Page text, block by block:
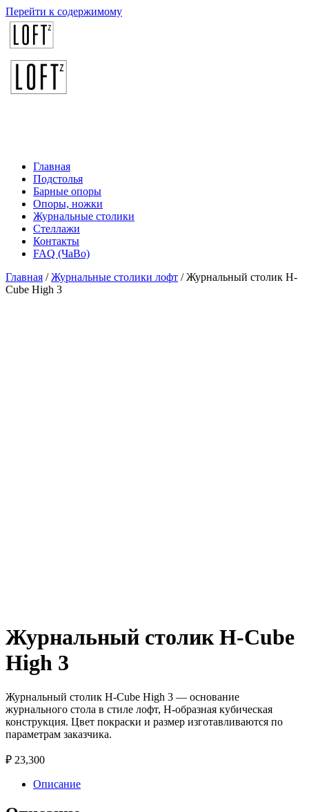
Перейти к содержимому
Главная
Подстолья
Барные опоры
Опоры, ножки
Журнальные столики
Стеллажи
Контакты
FAQ (ЧаВо)
Главная /Журнальные столики лофт / Журнальный столик H-
Cube High 3
Журнальный столик H-Cube
High 3
Журнальный столик H-Cube High 3 — основание
журнального стола в стиле лофт, H-образная кубическая
конструкция. Цвет покраски и размер изготавливаются по
параметрам заказчика.
₽ 23,300
Описание